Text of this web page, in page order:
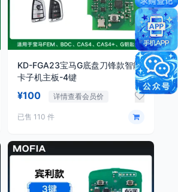
KD-FGA23宝马G底盘刀锋款智能
卡子机主板-4键
¥100 详情查看会员价
已售 110 件